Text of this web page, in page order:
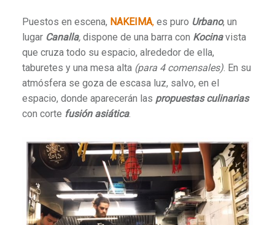
Puestos en escena, NAKEIMA,es puro Urbano, un
lugar Canalla,dispone de una barra con Kocinavista
que cruza todo su espacio, alrededor de ella,
taburetes y una mesa alta (para 4 comensales). En su
atmósfera se goza de escasa luz, salvo, en el
espacio, donde aparecerán las propuestas culinarias
con corte fusión asiática.